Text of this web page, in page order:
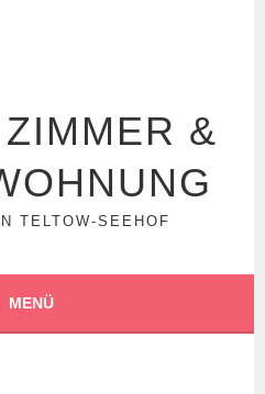
&
TELTOW-SEEHOF
MENÜ